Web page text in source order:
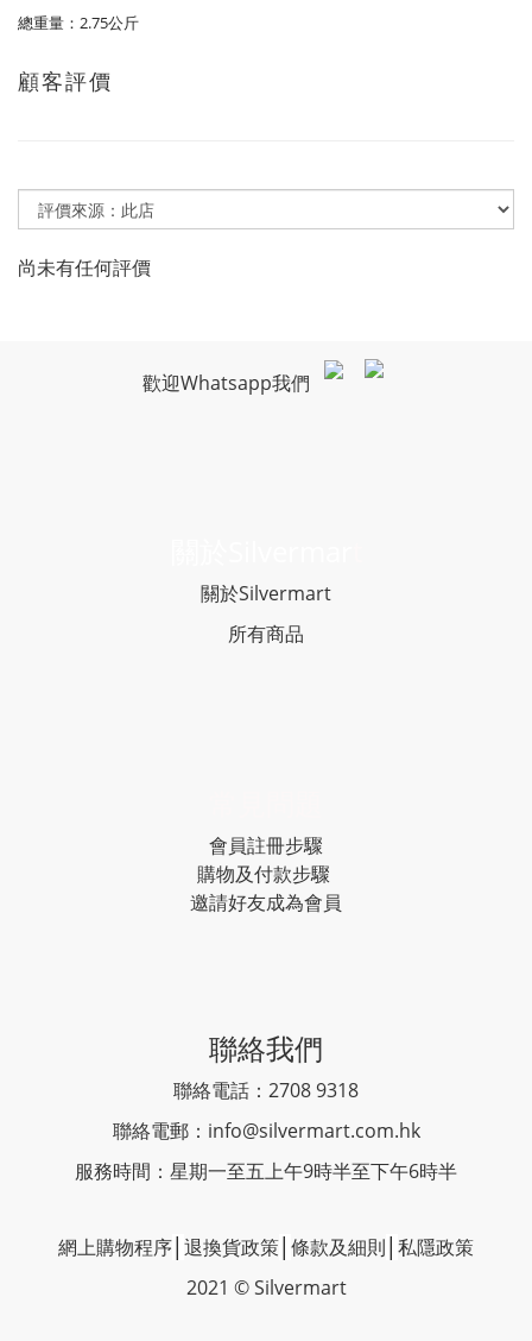
總重量：2.75公斤
顧客評價
尚未有任何評價
歡迎Whatsapp我們
關於Silvermart
所有商品
會員註冊步驟
購物及付款步驟
邀請好友成為會員
聯絡我們
聯絡電話：2708 9318
聯絡電郵： info@silvermart.com.hk
服務時間：星期一至五上午9時半至下午6時半
網上購物程序 退換貨政策 條款及細則 私隱政策
2021 © Silvermart